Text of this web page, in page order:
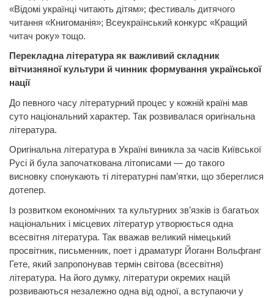
«Відомі українці читають дітям»; фестиваль дитячого
читання «Книгоманія»; Всеукраїнський конкурс «Кращий
читач року» тощо.
Перекладна література як важливий складник
вітчизняної культури й чинник формування української
нації
До певного часу літературний процес у кожній країні мав
суто національний характер. Так розвивалася оригінальна
література.
Оригінальна література в Україні виникла за часів Київської
Русі й була започаткована літописами — до такого
висновку спонукають ті літературні пам’ятки, що збереглися
дотепер.
Із розвитком економічних та культурних зв’язків із багатьох
національних і місцевих літератур утворюється одна
всесвітня література. Так вважав великий німецький
просвітник, письменник, поет і драматург Йоганн Вольфганг
Гете, який запропонував термін світова (всесвітня)
література. На його думку, літератури окремих націй
розвиваються незалежно одна від одної, а вступаючи у